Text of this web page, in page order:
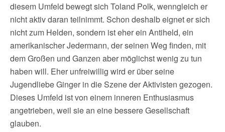
diesem Umfeld bewegt sich Toland Polk, wenngleich er
nicht aktiv daran teilnimmt. Schon deshalb eignet er sich
nicht zum Helden, sondern ist eher ein Antiheld, ein
amerikanischer Jedermann, der seinen Weg finden, mit
dem Großen und Ganzen aber möglichst wenig zu tun
haben will. Eher unfreiwillig wird er über seine
Jugendliebe Ginger in die Szene der Aktivisten gezogen.
Dieses Umfeld ist von einem inneren Enthusiasmus
angetrieben, weil sie an eine bessere Gesellschaft
glauben.